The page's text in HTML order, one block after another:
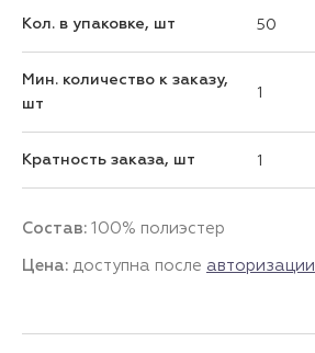
Кол. в упаковке, шт 50
Мин. количество к заказу,
шт
1
Кратность заказа, шт 1
Состав: 100% полиэстер
Цена: доступна после авторизации